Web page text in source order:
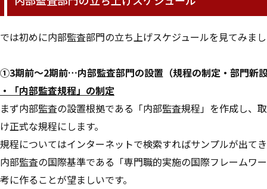
では初めに内部監査部門の立ち上げスケジュールを見てみま
①3期前～2期前…内部監査部門の設置（規程の制定・部門新
・「内部監査規程」の制定
まず内部監査の設置根拠である「内部監査規程」を作成し、
け正式な規程にします。
規程についてはインターネットで検索すればサンプルが出て
内部監査の国際基準である「専門職的実施の国際フレームワ
考に作ることが望ましいです。